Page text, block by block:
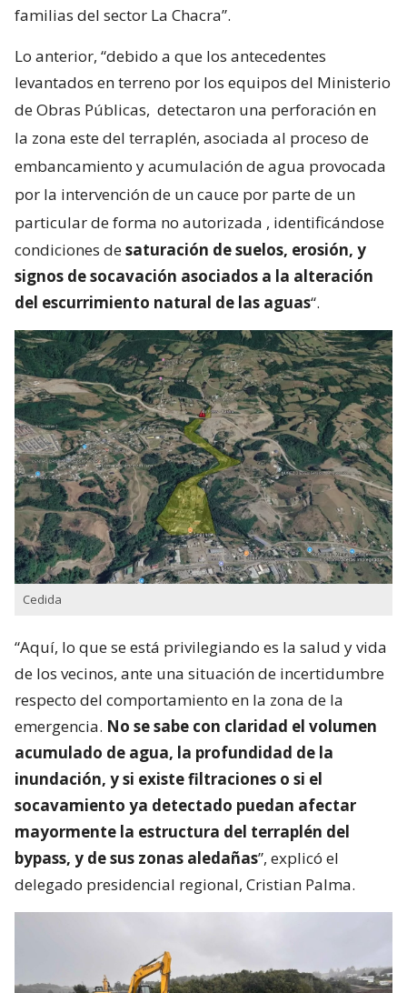
familias del sector La Chacra”.
Lo anterior, “debido a que los antecedentes
levantados en terreno por los equipos del Ministerio
de Obras Públicas, detectaron una perforación en
la zona este del terraplén, asociada al proceso de
embancamiento y acumulación de agua provocada
por la intervención de un cauce por parte de un
particular de forma no autorizada , identificándose
condiciones desaturación de suelos, erosión, y
signos de socavación asociados a la alteración
del escurrimiento natural de las aguas“.
Cedida
“Aquí, lo que se está privilegiando es la salud y vida
de los vecinos, ante una situación de incertidumbre
respecto del comportamiento en la zona de la
emergencia. No se sabe con claridad el volumen
acumulado de agua, la profundidad de la
inundación, y si existe filtraciones o si el
socavamiento ya detectado puedan afectar
mayormente la estructura del terraplén del
bypass, y de sus zonas aledañas”, explicó el
delegado presidencial regional, Cristian Palma.